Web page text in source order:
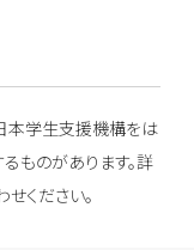
本学生支援機構をは
ものがあります。詳
ください。